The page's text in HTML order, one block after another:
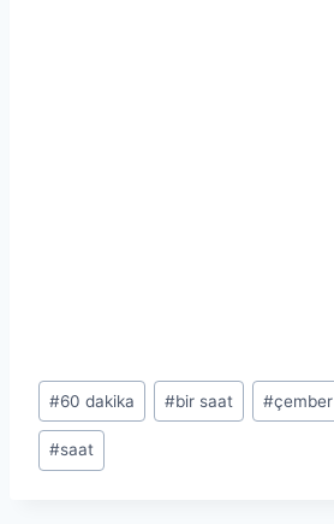
Post
Tags:
#60 dakika #bir saat #çember
#saat